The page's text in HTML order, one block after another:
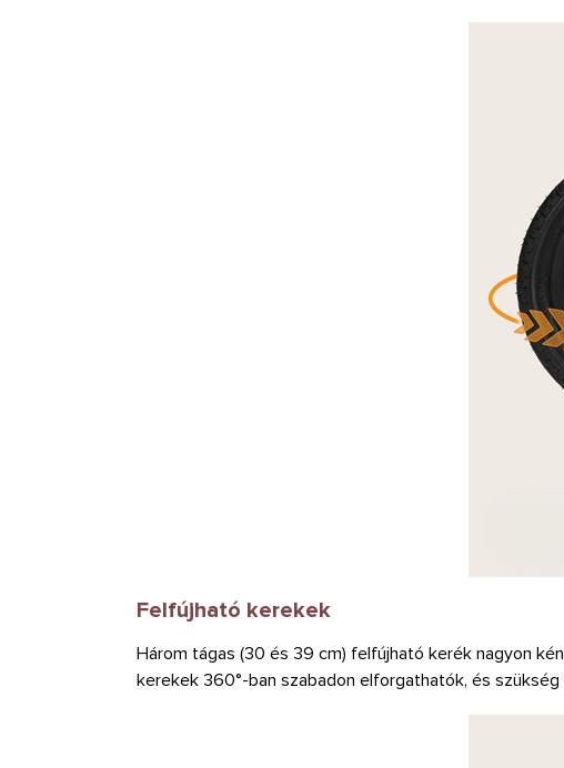
Felfújható kerekek
Három tágas (30 és 39 cm) felfújható kerék nagyon
kerekek 360°-ban szabadon elforgathatók, és